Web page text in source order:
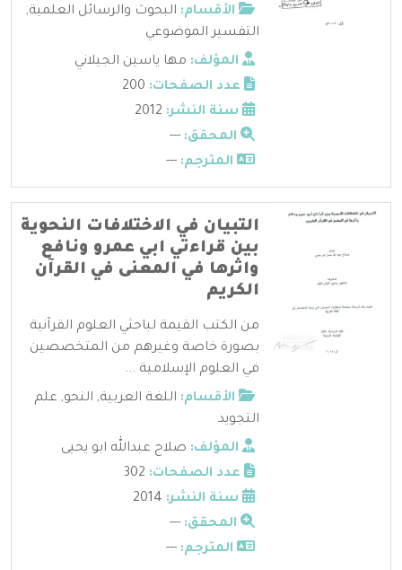
الأقسام: البحوث والرسائل العلمية,
التفسير الموضوعي
المؤلف: مها ياسين الجيلاني
عدد الصفحات:
سنة النشر:
المحقق: ---
المترجم: ---
التبيان في الاختلافات النحوية
بين قراءتي ابي عمرو ونافع
واثرها في المعنى في القرآن
الكريم
من الكتب القيمة لباحثي العلوم القرآنية
بصورة خاصة وغيرهم من المتخصصين
في العلوم الإسلامية ...
الأقسام: اللغة العربية, النحو, علم
التجويد
المؤلف: صلاح عبدالله ابو يحيى
عدد الصفحات:
سنة النشر:
المحقق: ---
المترجم: ---